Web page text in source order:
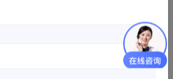
宝马 , 进口宝马5系 施工视频, 漆面保护膜